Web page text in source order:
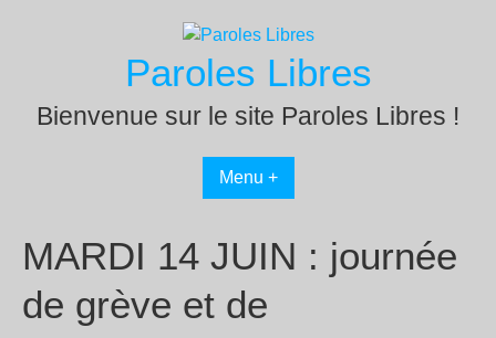
Paroles Libres
Bienvenue sur le site Paroles Libres !
Menu +
MARDI 14 JUIN : journée
de grève et de